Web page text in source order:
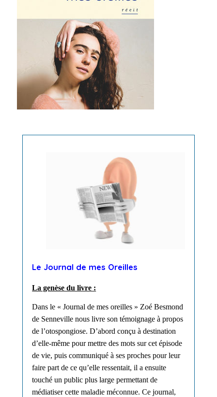
Le Journal de mes Oreilles
La genèse du livre :
Dans le « Journal de mes oreilles » Zoé Besmond
de Senneville nous livre son témoignage à propos
de l’otospongiose. D’abord conçu à destination
d’elle-même pour mettre des mots sur cet épisode
de vie, puis communiqué à ses proches pour leur
faire part de ce qu’elle ressentait, il a ensuite
touché un public plus large permettant de
médiatiser cette maladie méconnue.Ce journal,